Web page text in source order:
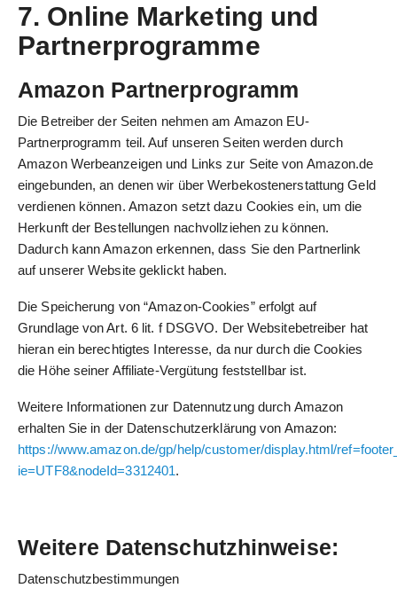
7. Online Marketing und
Partnerprogramme
Amazon Partnerprogramm
Die Betreiber der Seiten nehmen am Amazon EU-
Partnerprogramm teil. Auf unseren Seiten werden durch
Amazon Werbeanzeigen und Links zur Seite von Amazon.de
eingebunden, an denen wir über Werbekostenerstattung Geld
verdienen können. Amazon setzt dazu Cookies ein, um die
Herkunft der Bestellungen nachvollziehen zu können.
Dadurch kann Amazon erkennen, dass Sie den Partnerlink
auf unserer Website geklickt haben.
Die Speicherung von “Amazon-Cookies” erfolgt auf
Grundlage von Art. 6 lit. f DSGVO. Der Websitebetreiber hat
hieran ein berechtigtes Interesse, da nur durch die Cookies
die Höhe seiner Affiliate-Vergütung feststellbar ist.
Weitere Informationen zur Datennutzung durch Amazon
erhalten Sie in der Datenschutzerklärung von Amazon:
https://www.amazon.de/gp/help/customer/display.html/
ie=UTF8&nodeId=3312401.
Weitere Datenschutzhinweise:
Datenschutzbestimmungen